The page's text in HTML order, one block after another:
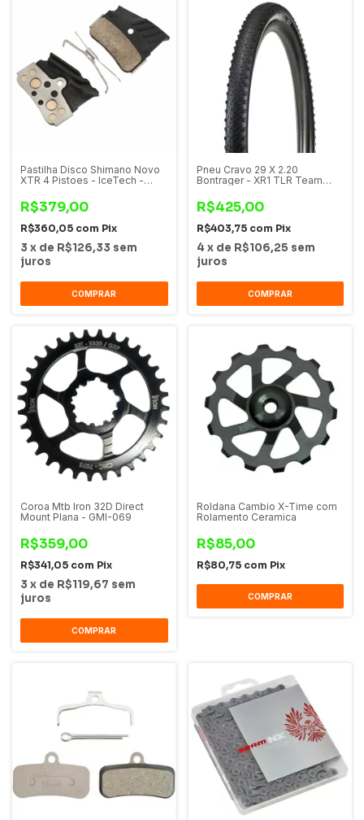
Pastilha Disco Shimano Novo
XTR 4 Pistoes - IceTech -
R$379,00
R$360,05 com Pix
3 x de R$126,33 sem
juros
COMPRAR
Pneu Cravo 29 X 2.20
Bontrager - XR1 TLR Team
R$425,00
R$403,75 com Pix
4 x de R$106,25 sem
juros
COMPRAR
Coroa Mtb Iron 32D Direct
Mount Plana - GMI-069
R$359,00
R$341,05 com Pix
3 x de R$119,67 sem
juros
COMPRAR
Roldana Cambio X-Time com
Rolamento Ceramica
R$85,00
R$80,75 com Pix
COMPRAR